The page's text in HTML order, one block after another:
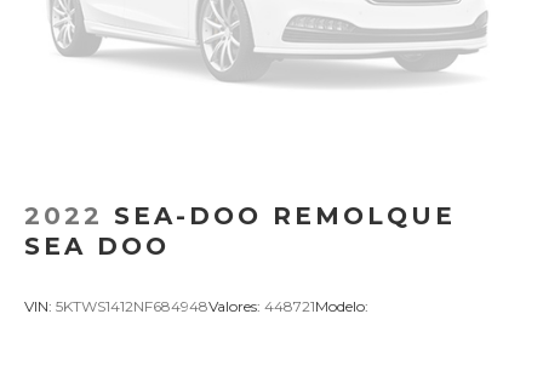
2022 SEA-DOO REMOLQUE
SEA DOO
VIN: 5KTWS1412NF684948Valores: 448721Modelo: